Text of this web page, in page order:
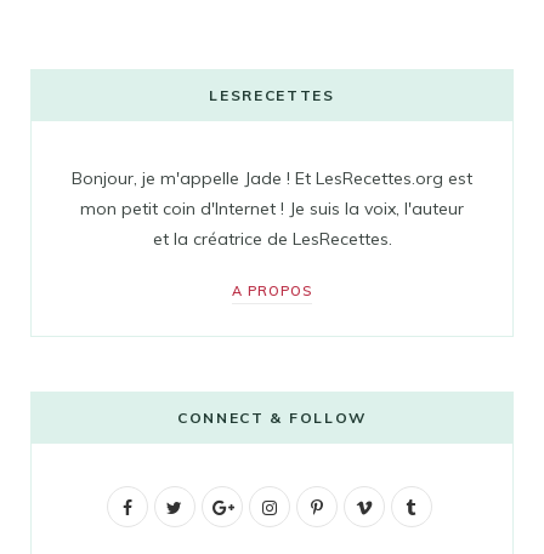
LESRECETTES
Bonjour, je m'appelle Jade ! Et LesRecettes.org est
mon petit coin d'Internet ! Je suis la voix, l'auteur
et la créatrice de LesRecettes.
A PROPOS
CONNECT & FOLLOW
F
G
I
P
V